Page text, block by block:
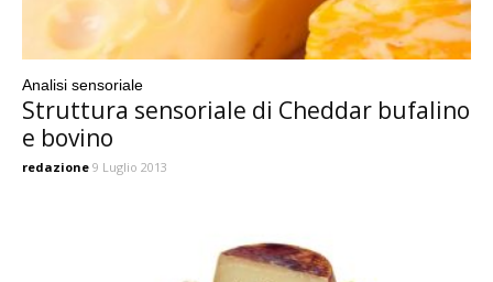
Analisi sensoriale
Struttura sensoriale di Cheddar bufalino
e bovino
redazione 9 Luglio 2013